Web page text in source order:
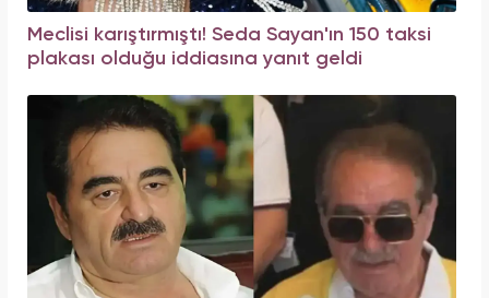
Meclisi karıştırmıştı! Seda Sayan'ın 150 taksi
plakası olduğu iddiasına yanıt geldi